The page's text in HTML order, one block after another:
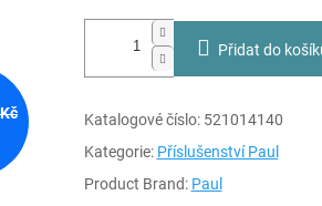
Přidat do
Katalogové číslo: 521014140
Kategorie: Příslušenství Paul
Product Brand: Paul